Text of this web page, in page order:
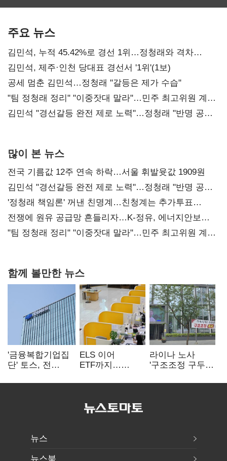
주요 뉴스
김민석, 누적 45.42%로 경선 1위…정청래와 격차
0.86%p(2보)
김민석, 제주·인천 당대표 경선서 '1위'(1보)
공세 멈춘 김민석…정청래 "갈등은 제가 수습"
"팀 정청래 정리" "이중잣대 말라"…민주 최고위원 계파
다툼 격화
김민석 "경선갈등 완전 제로 노력"…정청래 "반명 공세
많이 본 뉴스
전국 기름값 12주 연속 하락…서울 휘발윳값 1909원
김민석 "경선갈등 완전 제로 노력"…정청래 "반명 공세
사과부터"
'정청래 책임론' 꺼낸 친명계…친청계는 추가투표
때리기
전쟁에 원유 공급망 흔들리자…K-정유, 에너지안보
핵심으로 재부상
"팀 정청래 정리" "이중잣대 말라"…민주 최고위원 계파
함께 볼만한 뉴스
'금융복합기업집
단' 토스, 전
표준화
ELS 이어
ETF까지…
제동 걸린 은행
라이나 노사
'구조조정 구두
뉴스
뉴스북